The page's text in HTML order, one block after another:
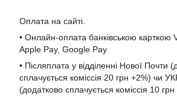
Оплата на сайті.
• Онлайн-оплата банківською карткою
Apple Pay, Google Pay
• Післяплата у відділенні Нової Почти
сплачується коміссія 20 грн +2%) чи
(додатково сплачується коміссія 10